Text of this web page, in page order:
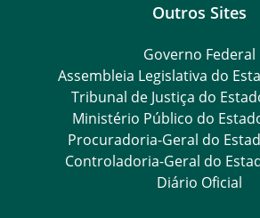
Outros Sites
Governo Federal
Assembleia Legislativa do
Tribunal de Justiça do
Ministério Público do
Procuradoria-Geral do
Controladoria-Geral do
Diário Oficial